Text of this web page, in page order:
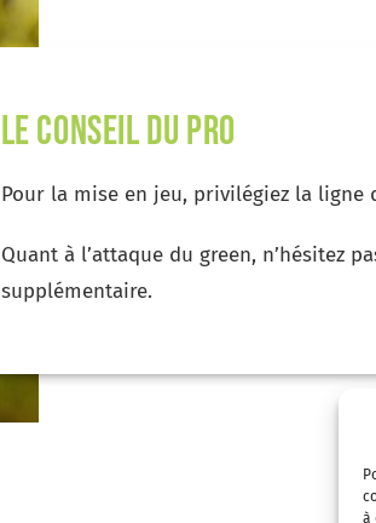
à
le conseil du pro
Pour la mise en jeu, privilégiez la ligne
Quant à l’attaque du green, n’hésitez
supplémentaire.